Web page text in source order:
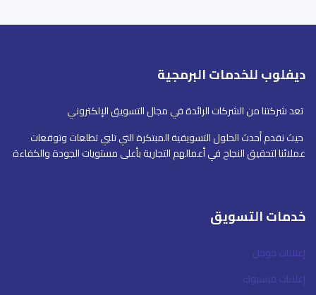
ديفلوب للخدمات البرمجية
تعد شركتنا من الشركات الرائدة في مجال التسويق الإلكتروني
حيث نقدم أحدث الحلول التسويقية المبتكرة التي تلبي تطلعات وتوقعات
عملائنا لتحقيق النجاح في أعمالهم التجارية بأعلى مستويات الجودة والكفاءة
خدمات التسويق
إعلانات جوجل
إعلانات فيسبوك